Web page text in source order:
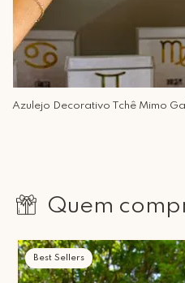
Azulejo Decorativo Tchê Mimo
Quem
Best Sellers